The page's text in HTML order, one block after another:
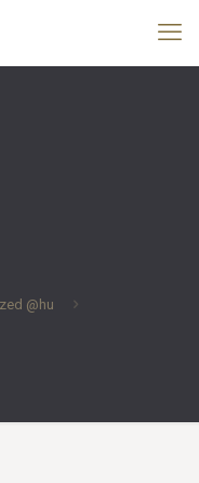
@hu